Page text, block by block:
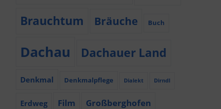
Brauchtum Bräuche Buch
Dachau Dachauer Land
Denkmal Denkmalpflege Dialekt Dirndl
Erdweg Film Großberghofen